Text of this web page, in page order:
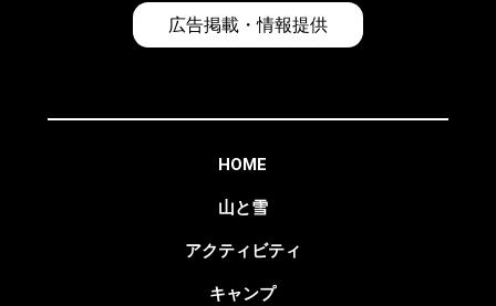
広告掲載・情報提供
HOME
山と雪
アクティビティ
キャンプ